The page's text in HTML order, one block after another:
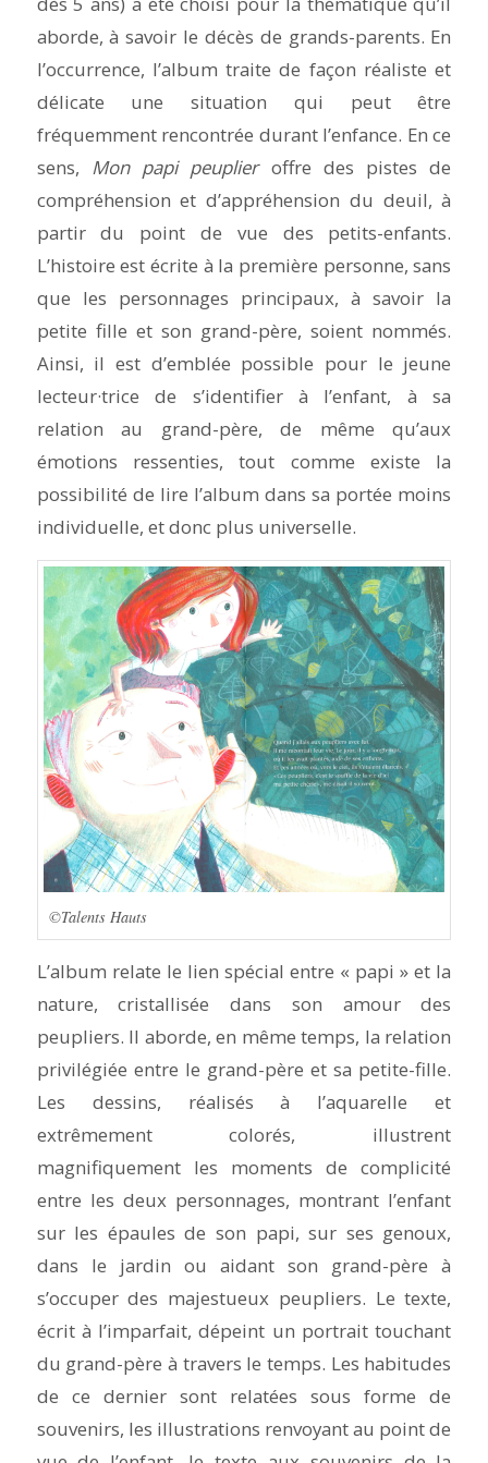
aborde, à savoir le décès de grands-parents. En
l’occurrence, l’album traite de façon réaliste et
délicate une situation qui peut être
fréquemment rencontrée durant l’enfance. En ce
sens, Mon papi peuplier offre des pistes de
compréhension et d’appréhension du deuil, à
partir du point de vue des petits-enfants.
L’histoire est écrite à la première personne, sans
que les personnages principaux, à savoir la
petite fille et son grand-père, soient nommés.
Ainsi, il est d’emblée possible pour le jeune
lecteur·trice de s’identifier à l’enfant, à sa
relation au grand-père, de même qu’aux
émotions ressenties, tout comme existe la
possibilité de lire l’album dans sa portée moins
individuelle, et donc plus universelle.
©Talents Hauts
L’album relate le lien spécial entre « papi » et la
nature, cristallisée dans son amour des
peupliers. Il aborde, en même temps, la relation
privilégiée entre le grand-père et sa petite-fille.
Les dessins, réalisés à l’aquarelle et
extrêmement colorés, illustrent
magnifiquement les moments de complicité
entre les deux personnages, montrant l’enfant
sur les épaules de son papi, sur ses genoux,
dans le jardin ou aidant son grand-père à
s’occuper des majestueux peupliers. Le texte,
écrit à l’imparfait, dépeint un portrait touchant
du grand-père à travers le temps. Les habitudes
de ce dernier sont relatées sous forme de
souvenirs, les illustrations renvoyant au point de